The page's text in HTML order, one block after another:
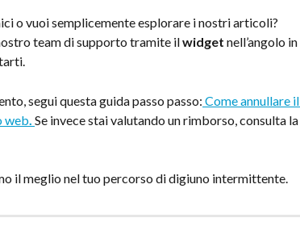
o vuoi semplicemente esplorare i nostri articoli?
team di supporto tramite il widget nell’angolo in
segui questa guida passo passo: Come annullare il
web. Se invece stai valutando un rimborso, consulta la
il meglio nel tuo percorso di digiuno intermittente.